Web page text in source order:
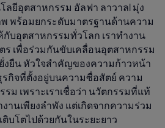
ลยีอุตสาหกรรม อัลฟา ลาวาลl มุ่ง
พร้อมยกระดับมาตรฐานด้านความ
กับอุตสาหกรรมทั่วโลก เราทำงาน
เพื่อร่วมกันขับเคลื่อนอุตสาหกรรม
งยืน หัวใจสำคัญของความก้าวหน้า
กิจที่ตั้งอยู่บนความซื่อสัตย์ ความ
ม เพราะเราเชื่อว่า นวัตกรรมที่แท้
านเพียงลำพัง แต่เกิดจากความร่วม
บโตไปด้วยกันในระยะยาว